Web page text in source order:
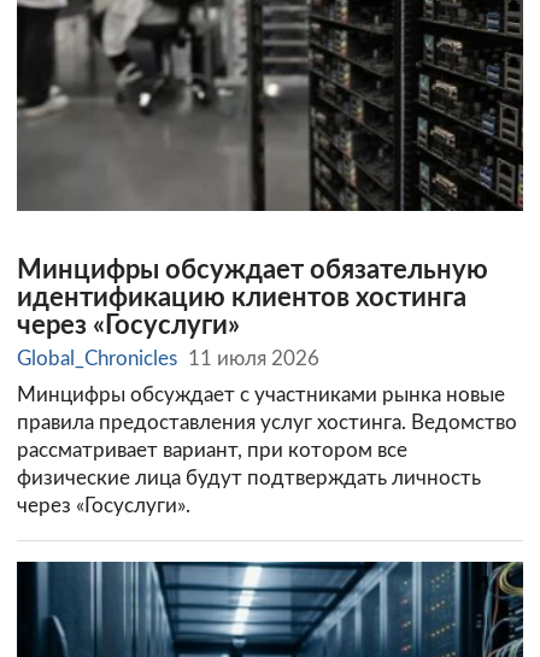
Минцифры обсуждает обязательную
идентификацию клиентов хостинга
через «Госуслуги»
Global_Chronicles 11 июля 2026
Минцифры обсуждает с участниками рынка новые
правила предоставления услуг хостинга. Ведомство
рассматривает вариант, при котором все
физические лица будут подтверждать личность
через «Госуслуги».